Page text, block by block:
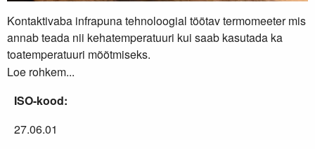
Kontaktivaba infrapuna tehnoloogial töötav termomeeter mis
annab teada nii kehatemperatuuri kui saab kasutada ka
toatemperatuuri mõõtmiseks.
Loe rohkem...
ISO-kood:
27.06.01